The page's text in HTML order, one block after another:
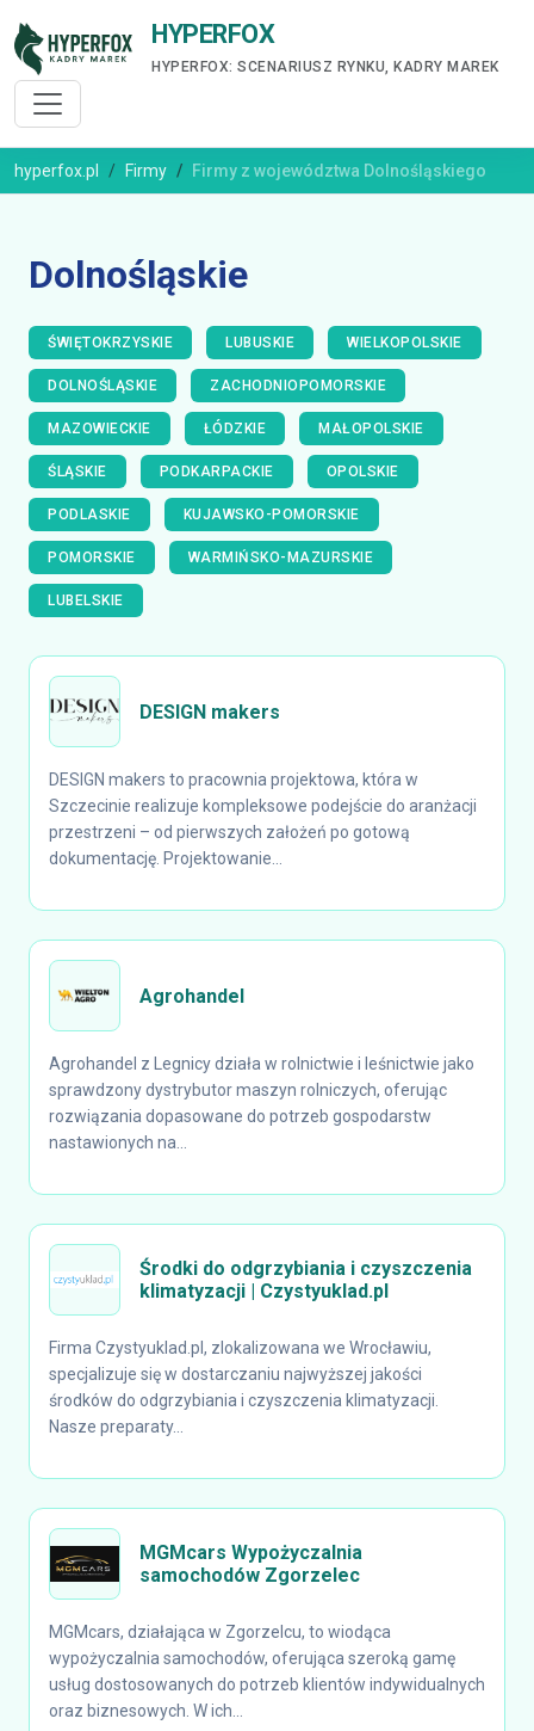
HYPERFOX
HYPERFOX: SCENARIUSZ RYNKU, KADRY MAREK
hyperfox.pl Firmy Firmy z województwa Dolnośląskiego
Dolnośląskie
ŚWIĘTOKRZYSKIE LUBUSKIE WIELKOPOLSKIE
DOLNOŚLĄSKIE ZACHODNIOPOMORSKIE
MAZOWIECKIE ŁÓDZKIE MAŁOPOLSKIE
ŚLĄSKIE PODKARPACKIE OPOLSKIE
PODLASKIE KUJAWSKO-POMORSKIE
POMORSKIE WARMIŃSKO-MAZURSKIE
LUBELSKIE
DESIGN makers
DESIGN makers to pracownia projektowa, która w
Szczecinie realizuje kompleksowe podejście do aranżacji
przestrzeni – od pierwszych założeń po gotową
dokumentację. Projektowanie...
Agrohandel
Agrohandel z Legnicy działa w rolnictwie i leśnictwie jako
sprawdzony dystrybutor maszyn rolniczych, oferując
rozwiązania dopasowane do potrzeb gospodarstw
nastawionych na...
Środki do odgrzybiania i czyszczenia
klimatyzacji | Czystyuklad.pl
Firma Czystyuklad.pl, zlokalizowana we Wrocławiu,
specjalizuje się w dostarczaniu najwyższej jakości
środków do odgrzybiania i czyszczenia klimatyzacji.
Nasze preparaty...
MGMcars Wypożyczalnia
samochodów Zgorzelec
MGMcars, działająca w Zgorzelcu, to wiodąca
wypożyczalnia samochodów, oferująca szeroką gamę
usług dostosowanych do potrzeb klientów indywidualnych
oraz biznesowych. W ich...